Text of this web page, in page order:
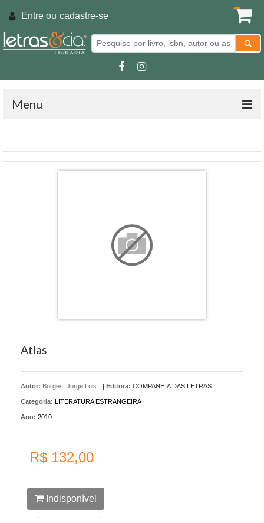
Entre ou cadastre-se.
Menu
Atlas
Autor: Borges, Jorge Luis | Editora: COMPANHIA DAS LETRAS
Categoria: LITERATURA ESTRANGEIRA
Ano: 2010
R$ 132,00
Indisponível